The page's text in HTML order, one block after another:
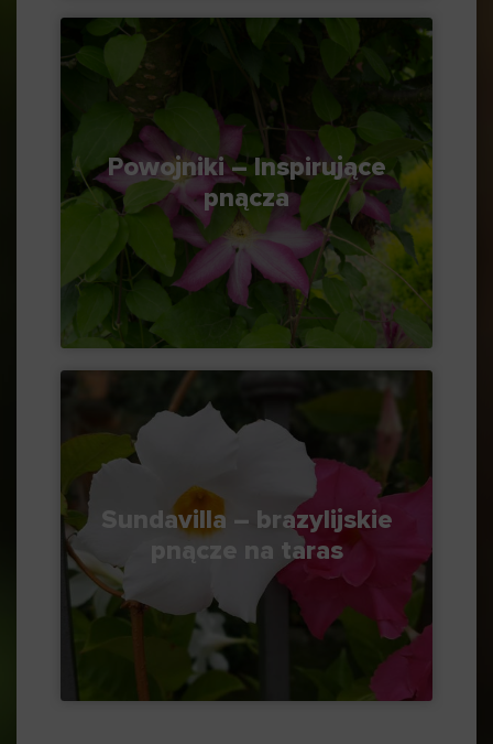
Powojniki – Inspirujące
pnącza
Sundavilla – brazylijskie
pnącze na taras